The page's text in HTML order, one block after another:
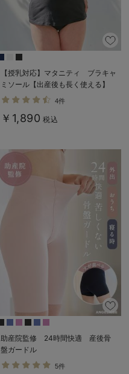
【授乳対応】マタニティ ブラキャ
ミソール【出産後も長く使える】
4件
￥1,890 税込
助産院監修 24時間快適 産後骨
盤ガードル
5件